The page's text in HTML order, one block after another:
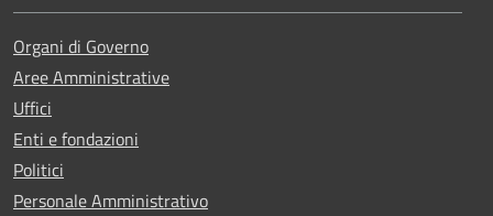
Organi di Governo
Aree Amministrative
Uffici
Enti e fondazioni
Politici
Personale Amministrativo